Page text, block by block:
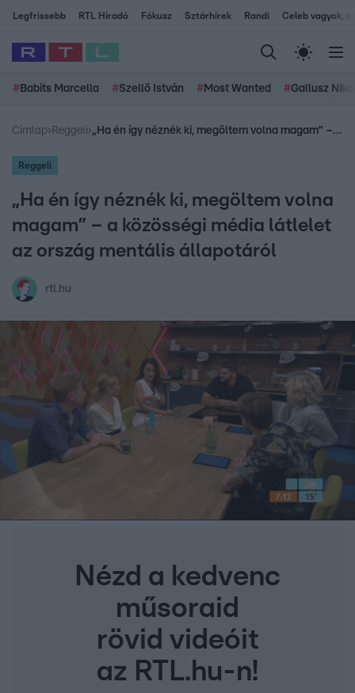
Legfrissebb RTL Híradó Fókusz Sztárhírek Randi Celeb vagyok,
# Babits Marcella #Szellő István # Most Wanted #Gallusz
Címlap› Reggeli› „Ha én így néznék ki, megöltem volna magam” – a közösségi média látlelet az ország mentális állapotáról
Reggeli
„Ha én így néznék ki, megöltem volna
magam” – a közösségi média látlelet
az ország mentális állapotáról
rtl.hu
Nézd a kedvenc
műsoraid
rövid videóit
az RTL.hu-n!